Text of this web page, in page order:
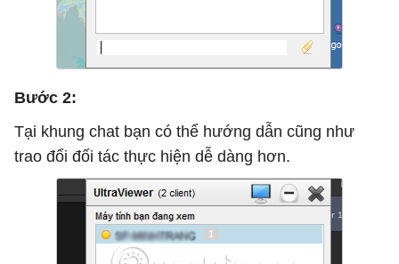
Bước 2:
Tại khung chat bạn có thể hướng dẫn cũng như
trao đổi đối tác thực hiện dễ dàng hơn.